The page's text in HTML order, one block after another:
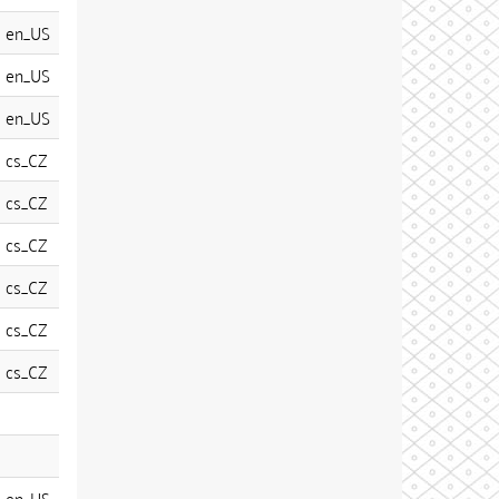
en_US
en_US
en_US
cs_CZ
cs_CZ
cs_CZ
cs_CZ
cs_CZ
cs_CZ